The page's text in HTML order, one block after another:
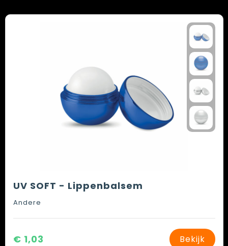
UV SOFT - Lippenbalsem
Andere
€ 1,03 Bekijk